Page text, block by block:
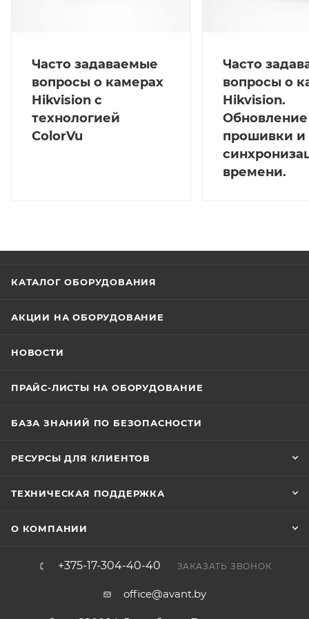
Часто задаваемые
вопросы о камерах
Hikvision с
технологией
ColorVu
Часто
вопросы о
Hikvision.
Обновление
прошивки и
времени.
КАТАЛОГ ОБОРУДОВАНИЯ
АКЦИИ НА ОБОРУДОВАНИЕ
НОВОСТИ
ПРАЙС-ЛИСТЫ НА ОБОРУДОВАНИЕ
БАЗА ЗНАНИЙ ПО БЕЗОПАСНОСТИ
РЕСУРСЫ ДЛЯ КЛИЕНТОВ
ТЕХНИЧЕСКАЯ ПОДДЕРЖКА
О КОМПАНИИ
+375-17-304-40-40 ЗАКАЗАТЬ ЗВОНОК
office@avant.by